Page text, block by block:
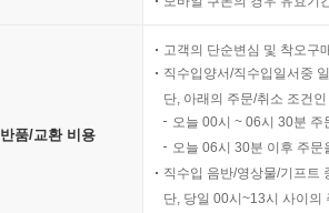
반품/교환 비용
고객의 단순변심 및 착오구
직수입양서/직수입일서중
단, 아래의 주문/취소 조건
오늘 00시 ~ 06시 30분
오늘 06시 30분 이후 주
직수입 음반/영상물/기프트
단, 당일 00시~13시 사이의